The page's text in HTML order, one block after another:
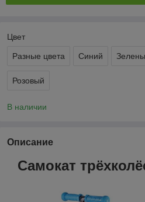
Цвет
Разные цвета Синий
Розовый
В наличии
Описание
Самокат